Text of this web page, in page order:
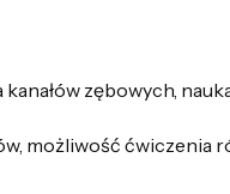
zębowych,
możliwość ćwiczenia